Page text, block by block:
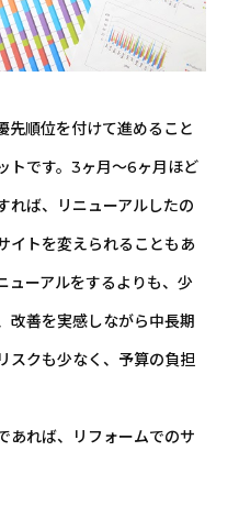
先順位を付けて進めること
トです。3ヶ月～6ヶ月ほど
れば、リニューアルしたの
イトを変えられることもあ
ューアルをするよりも、少
改善を実感しながら中長期
スクも少なく、予算の負担
あれば、リフォームでのサ